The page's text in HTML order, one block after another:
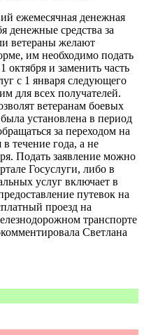
ежемесячная денежная
средства за
ветераны желают
им необходимо подать
и заменить часть
с 1 января следующего
для всех получателей.
ветеранам боевых
установлена в период
за переходом на
течение года, а не
Подать заявление можно
Госуслуги, либо в
услуг включает в
путевок на
проезд на
транспорте
Светлана